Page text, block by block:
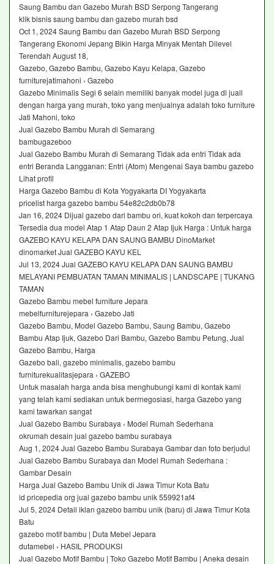
Saung Bambu dan Gazebo Murah BSD Serpong Tangerang
klik bisnis saung bambu dan gazebo murah bsd
Oct 1, 2024 Saung Bambu dan Gazebo Murah BSD Serpong
Tangerang Ekonomi Jepang Bikin Harga Minyak Mentah Dilevel
Terendah August 18,
Gazebo, Gazebo Bambu, Gazebo Kayu Kelapa, Gazebo
furniturejatimahoni › Gazebo
Gazebo Minimalis Segi 6 selain memiliki banyak model juga di juall
dengan harga yang murah, toko yang menjualnya adalah toko furniture
Jati Mahoni, toko
Jual Gazebo Bambu Murah di Semarang
bambugazeboo
Jual Gazebo Bambu Murah di Semarang Tidak ada entri Tidak ada
entri Beranda Langganan: Entri (Atom) Mengenai Saya bambu gazebo
Lihat profil
Harga Gazebo Bambu di Kota Yogyakarta DI Yogyakarta
pricelist harga gazebo bambu 54e82c2db0b78
Jan 16, 2024 Dijual gazebo dari bambu ori, kuat kokoh dan terpercaya
Tersedia dua model Atap 1 Atap Daun 2 Atap Ijuk Harga : Untuk harga
GAZEBO KAYU KELAPA DAN SAUNG BAMBU DinoMarket
dinomarket Jual GAZEBO KAYU KEL
Jul 13, 2024 Jual GAZEBO KAYU KELAPA DAN SAUNG BAMBU
MELAYANI PEMBUATAN TAMAN MINIMALIS | LANDSCAPE | TUKANG
TAMAN
Gazebo Bambu mebel furniture Jepara
mebelfurniturejepara › Gazebo Jati
Gazebo Bambu, Model Gazebo Bambu, Saung Bambu, Gazebo
Bambu Atap Ijuk, Gazebo Dari Bambu, Gazebo Bambu Petung, Jual
Gazebo Bambu, Harga
Gazebo bali, gazebo minimalis, gazebo bambu
furniturekualitasjepara › GAZEBO
Untuk masalah harga anda bisa menghubungi kami di kontak kami
yang telah kami sediakan untuk berrnegosiasi, harga Gazebo yang
kami tawarkan sangat
Jual Gazebo Bambu Surabaya ‹ Model Rumah Sederhana
okrumah desain jual gazebo bambu surabaya
Aug 1, 2024 Jual Gazebo Bambu Surabaya Gambar dan foto berjudul
Jual Gazebo Bambu Surabaya dan Model Rumah Sederhana :
Gambar Desain
Harga Jual Gazebo Bambu Unik di Jawa Timur Kota Batu
id pricepedia org jual gazebo bambu unik 559921af4
Jul 5, 2024 Detail iklan gazebo bambu unik (baru) di Jawa Timur Kota
Batu
gazebo motif bambu | Duta Mebel Jepara
dutamebel › HASIL PRODUKSI
Jual Gazebo Motif Bambu | Toko Gazebo Motif Bambu | Aneka desain